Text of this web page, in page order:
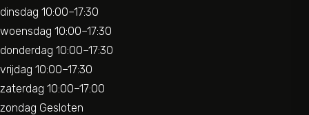
dinsdag 10:00–17:30
woensdag 10:00–17:30
donderdag 10:00–17:30
vrijdag 10:00–17:30
zaterdag 10:00–17:00
zondag Gesloten